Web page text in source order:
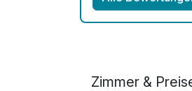
Zimmer &